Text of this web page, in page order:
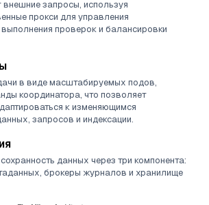
запросы, используя
прокси для управления
проверок и балансировки
в виде масштабируемых подов,
координатора, что позволяет
к изменяющимся
запросов и индексации.
данных через три компонента:
брокеры журналов и хранилище